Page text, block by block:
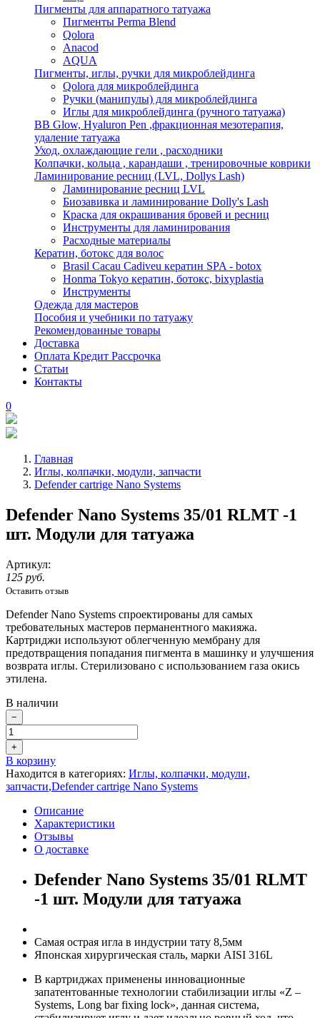
Пигменты для аппаратного татуажа
Пигменты Perma Blend
Qolora
Anacod
AQUA
Пигменты, иглы, ручки для микроблейдинга
Qolora для микроблейдинга
Ручки (манипулы) для микроблейдинга
Иглы для микроблейдинга (ручного татуажа)
BB Glow, Hyaluron Pen ,фракционная мезотерапия,
удаление татуажа
Уход, охлаждающие гели , расходники
Колпачки, кольца , карандаши , тренировочные коврики
Ламинирование ресниц (LVL, Dollys Lash)
Ламинирование ресниц LVL
Биозавивка и ламинирование Dolly's Lash
Краска для окрашивания бровей и ресниц
Инструменты для ламинирования
Расходные материалы
Кератин, ботокс для волос
Brasil Cacau Cadiveu кератин SPA - botox
Honma Tokyo кератин, ботокс, bixyplastia
Инструменты
Одежда для мастеров
Пособия и учебники по татуажу
Рекомендованные товары
Доставка
Оплата Кредит Рассрочка
Статьи
Контакты
0
Главная
Иглы, колпачки, модули, запчасти
Defender cartrige Nano Systems
Defender Nano Systems 35/01 RLMT -1
шт. Модули для татуажа
Артикул:
125 руб.
Оставить отзыв
Defender Nano Systems спроектированы для самых
требовательных мастеров перманентного макияжа.
Картриджи используют облегченную мембрану для
предотвращения попадания пигмента в машинку и улучшения
возврата иглы. Стерилизовано с использованием газа окись
этилена.
В наличии
−
+
В корзину
Находится в категориях: Иглы, колпачки, модули,
запчасти,Defender cartrige Nano Systems
Описание
Характеристики
Отзывы
О доставке
Defender Nano Systems 35/01 RLMT
-1 шт. Модули для татуажа
Самая острая игла в индустрии тату 8,5мм
Японская хирургическая сталь, марки AISI 316L
В картриджах применены инновационные
запатентованные технологии стабилизации иглы «Z –
Systems, Long bar fixing lock», данная система,